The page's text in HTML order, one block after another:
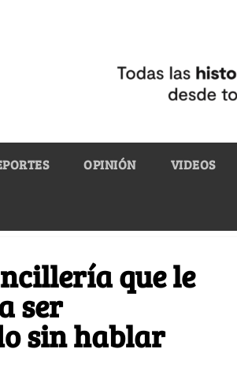
OPINIÓN VIDEOS
que le
ser
sin hablar